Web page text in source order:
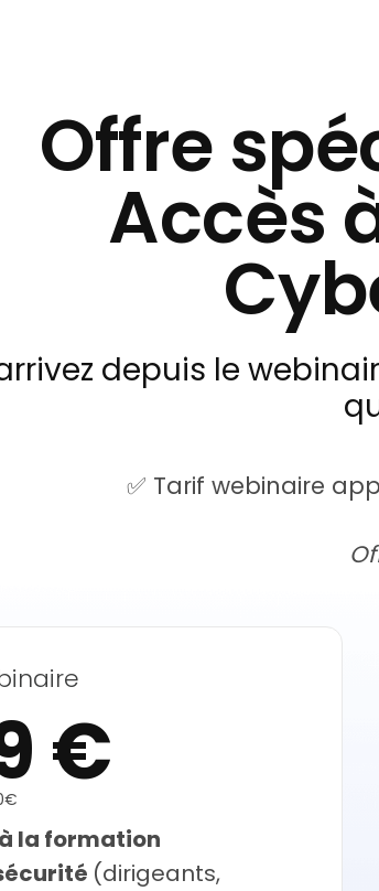
Offre
Accès
depuis le
✅ Tarif webinaire
€
la formation
(dirigeants,